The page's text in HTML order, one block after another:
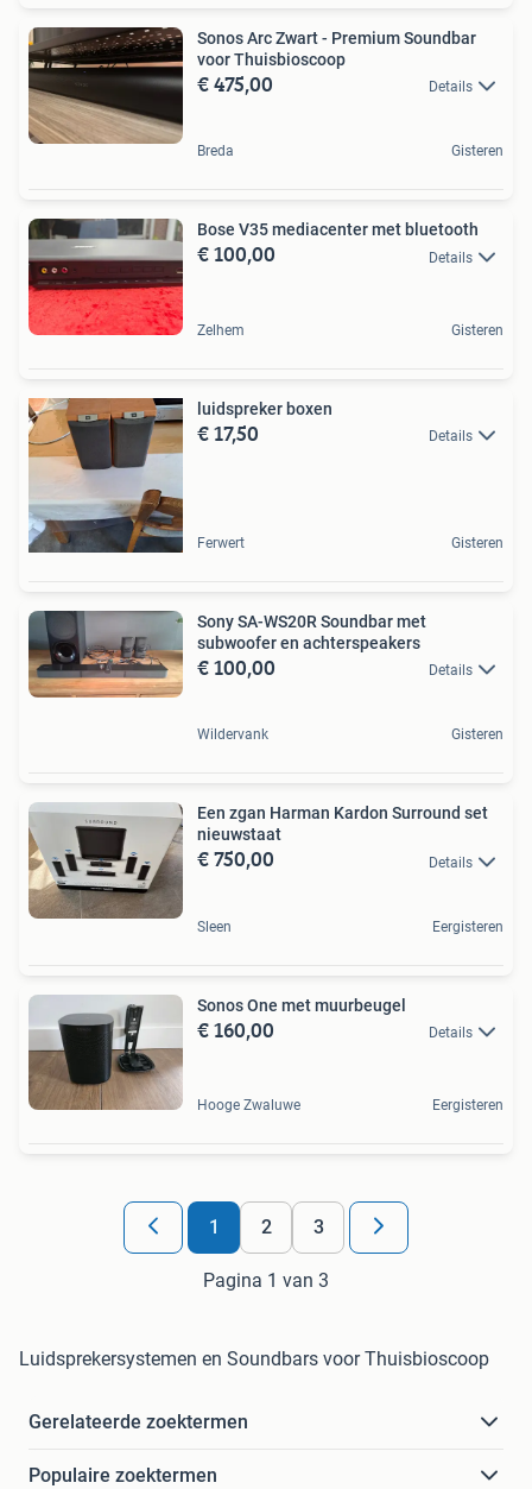
Sonos Arc Zwart - Premium Soundbar
voor Thuisbioscoop
€ 475,00 Details
Breda Gisteren
Bose V35 mediacenter met bluetooth
€ 100,00 Details
Zelhem Gisteren
luidspreker boxen
€ 17,50 Details
Ferwert Gisteren
Sony SA-WS20R Soundbar met
subwoofer en achterspeakers
€ 100,00 Details
Wildervank Gisteren
Een zgan Harman Kardon Surround set
nieuwstaat
€ 750,00 Details
Sleen Eergisteren
Sonos One met muurbeugel
€ 160,00 Details
Hooge Zwaluwe Eergisteren
1 2 3
Pagina 1 van 3
Luidsprekersystemen en Soundbars voor Thuisbioscoop
Gerelateerde zoektermen
Populaire zoektermen